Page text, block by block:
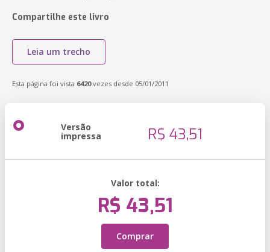
Compartilhe este livro
Leia um trecho
Esta página foi vista 6420vezes desde 05/01/2011
Versão
impressa R$ 43,51
Valor total:
R$ 43,51
Comprar